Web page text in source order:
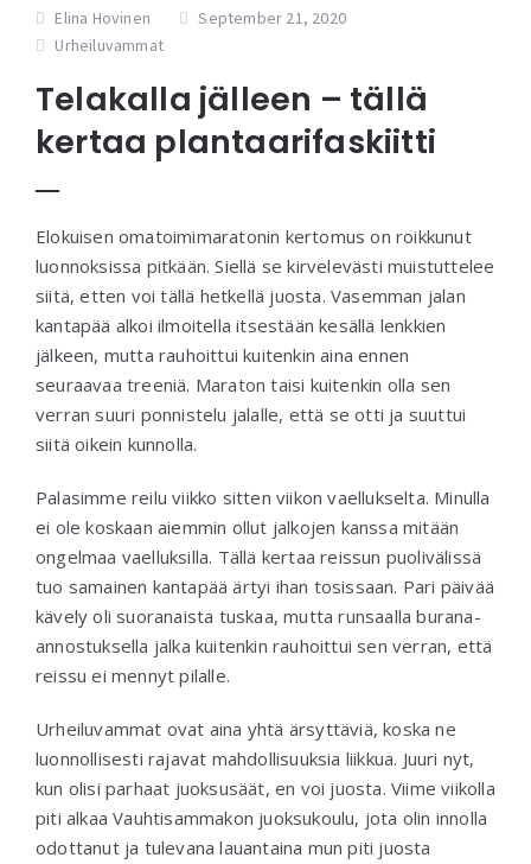
Elina Hovinen
September 21, 2020
Urheiluvammat
Telakalla jälleen – tällä
kertaa plantaarifaskiitti
Elokuisen omatoimimaratonin kertomus on roikkunut
luonnoksissa pitkään. Siellä se kirvelevästi muistuttelee
siitä, etten voi tällä hetkellä juosta. Vasemman jalan
kantapää alkoi ilmoitella itsestään kesällä lenkkien
jälkeen, mutta rauhoittui kuitenkin aina ennen
seuraavaa treeniä. Maraton taisi kuitenkin olla sen
verran suuri ponnistelu jalalle, että se otti ja suuttui
siitä oikein kunnolla.
Palasimme reilu viikko sitten viikon vaellukselta. Minulla
ei ole koskaan aiemmin ollut jalkojen kanssa mitään
ongelmaa vaelluksilla. Tällä kertaa reissun puolivälissä
tuo samainen kantapää ärtyi ihan tosissaan. Pari päivää
kävely oli suoranaista tuskaa, mutta runsaalla burana-
annostuksella jalka kuitenkin rauhoittui sen verran, että
reissu ei mennyt pilalle.
Urheiluvammat ovat aina yhtä ärsyttäviä, koska ne
luonnollisesti rajavat mahdollisuuksia liikkua. Juuri nyt,
kun olisi parhaat juoksusäät, en voi juosta. Viime viikolla
piti alkaa Vauhtisammakon juoksukoulu, jota olin innolla
odottanut ja tulevana lauantaina mun piti juosta